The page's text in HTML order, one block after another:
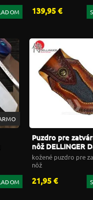
139,95 €
Puzdro pre
nôž DELLINGER
VG-10 Damascus
kožené puzdro pre
nôž
21,95 €